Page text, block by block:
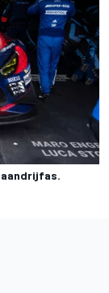
aandrijfas.